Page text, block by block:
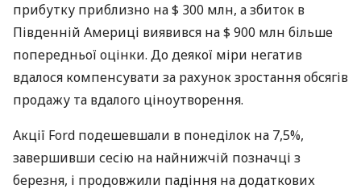
прибутку приблизно на $ 300 млн, а збиток в
Південній Америці виявився на $ 900 млн більше
попередньої оцінки. До деякої міри негатив
вдалося компенсувати за рахунок зростання обсягів
продажу та вдалого ціноутворення.
Акції Ford подешевшали в понеділок на 7,5%,
завершивши сесію на найнижчій позначці з
березня, і продовжили падіння на додаткових